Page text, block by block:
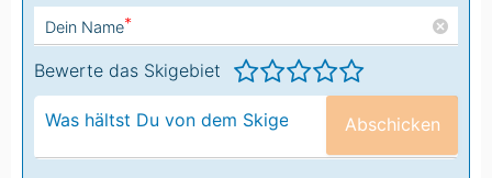
Dein Name*
Bewerte das Skigebiet
Abschicken